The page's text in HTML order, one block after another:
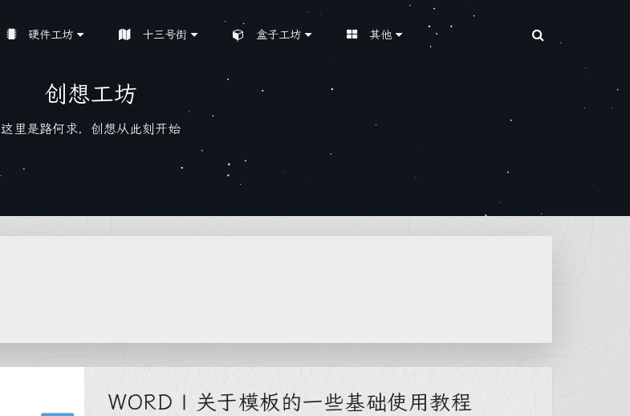
硬件工坊 十三号街 盒子工坊 其他
创想工坊
这里是路何求，创想从此刻开始
WORD | 关于模板的一些基础使用教程